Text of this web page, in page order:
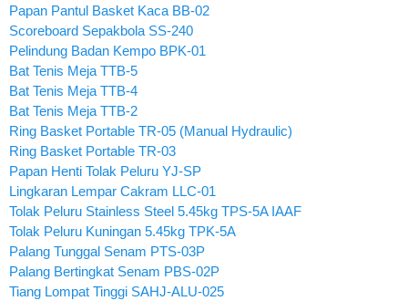
Papan Pantul Basket Kaca BB-02
Scoreboard Sepakbola SS-240
Pelindung Badan Kempo BPK-01
Bat Tenis Meja TTB-5
Bat Tenis Meja TTB-4
Bat Tenis Meja TTB-2
Ring Basket Portable TR-05 (Manual Hydraulic)
Ring Basket Portable TR-03
Papan Henti Tolak Peluru YJ-SP
Lingkaran Lempar Cakram LLC-01
Tolak Peluru Stainless Steel 5.45kg TPS-5A IAAF
Tolak Peluru Kuningan 5.45kg TPK-5A
Palang Tunggal Senam PTS-03P
Palang Bertingkat Senam PBS-02P
Tiang Lompat Tinggi SAHJ-ALU-025